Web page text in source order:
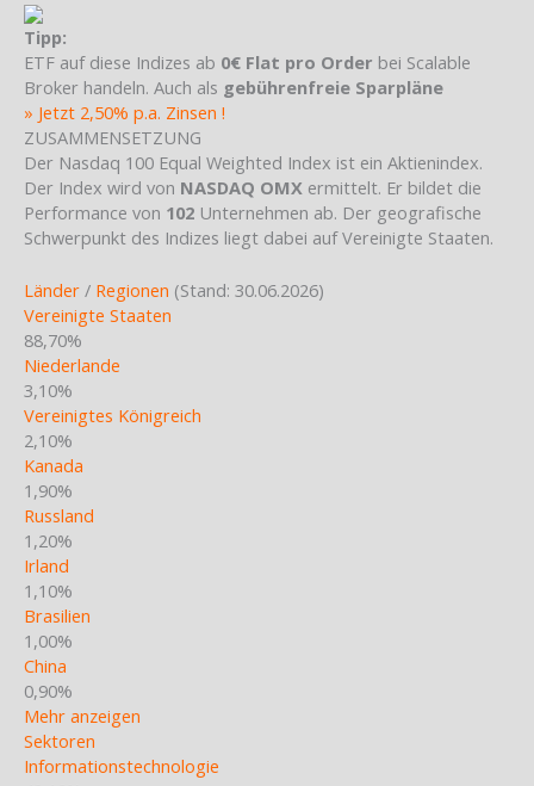
Tipp:
ETF auf diese Indizes ab 0€ Flat pro Order bei Scalable
Broker handeln. Auch als gebührenfreie Sparpläne
» Jetzt 2,50% p.a. Zinsen !
ZUSAMMENSETZUNG
Der Nasdaq 100 Equal Weighted Index ist ein Aktienindex.
Der Index wird von NASDAQ OMX ermittelt. Er bildet die
Performance von 102 Unternehmen ab. Der geografische
Schwerpunkt des Indizes liegt dabei auf Vereinigte Staaten.
Länder / Regionen (Stand: 30.06.2026)
Vereinigte Staaten
88,70%
Niederlande
3,10%
Vereinigtes Königreich
2,10%
Kanada
1,90%
Russland
1,20%
Irland
1,10%
Brasilien
1,00%
China
0,90%
Mehr anzeigen
Sektoren
Informationstechnologie